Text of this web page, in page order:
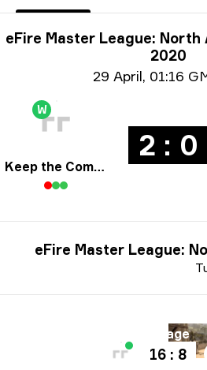
Turnier-Informationen
eFire Master League: North
2020
29 April, 01:16
W
Keep the Comms Up
2 : 0
eFire Master League:
Mirage
16 : 8